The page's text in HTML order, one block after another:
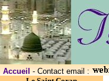
Accueil- Contact email :